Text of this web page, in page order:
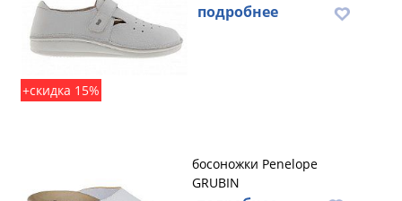
+скидка 15%
подробнее
босоножки Penelope
GRUBIN